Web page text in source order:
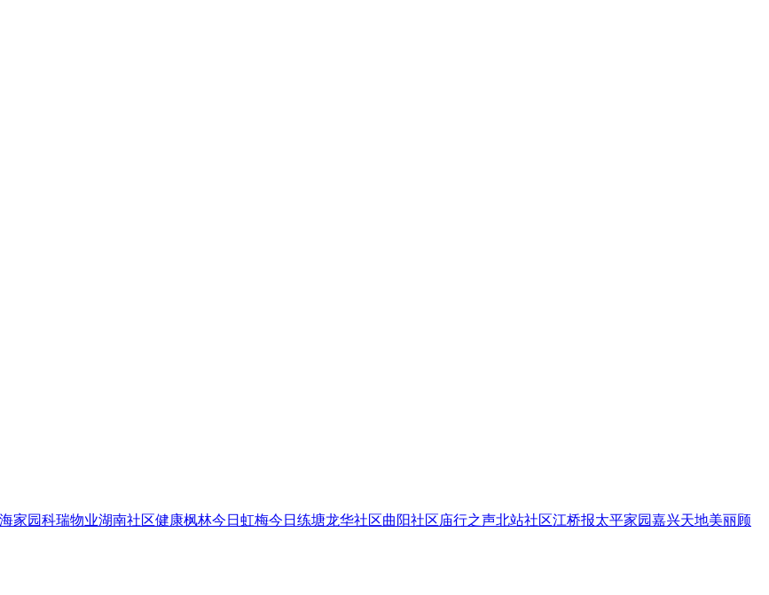
家园科瑞物业湖南社区健康枫林今日虹梅今日练塘龙华社区曲阳社区庙行之声北站社区江桥报太平家园嘉兴天地美丽顾